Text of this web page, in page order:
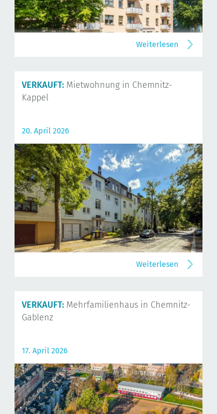
Weiterlesen
VERKAUFT: Mietwohnung in Chemnitz-
Kappel
20. April 2026
Weiterlesen
VERKAUFT: Mehrfamilienhaus in Chemnitz-
Gablenz
17. April 2026